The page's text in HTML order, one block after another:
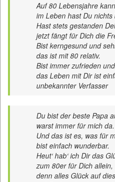
Auf 80 Lebensjahre
im Leben hast Du nichts
Hast stets gestanden
jetzt fängt für Dich die
Bist kerngesund und
das ist mit 80 relativ.
Bist immer zufrieden
das Leben mit Dir ist
unbekannter Verfasser
Du bist der beste Papa
warst immer für mich da.
Und das ist es, was für
bist einfach wunderbar.
Heut‘ hab‘ ich Dir das
zum 80er für Dich allein,
denn alles Glück auf